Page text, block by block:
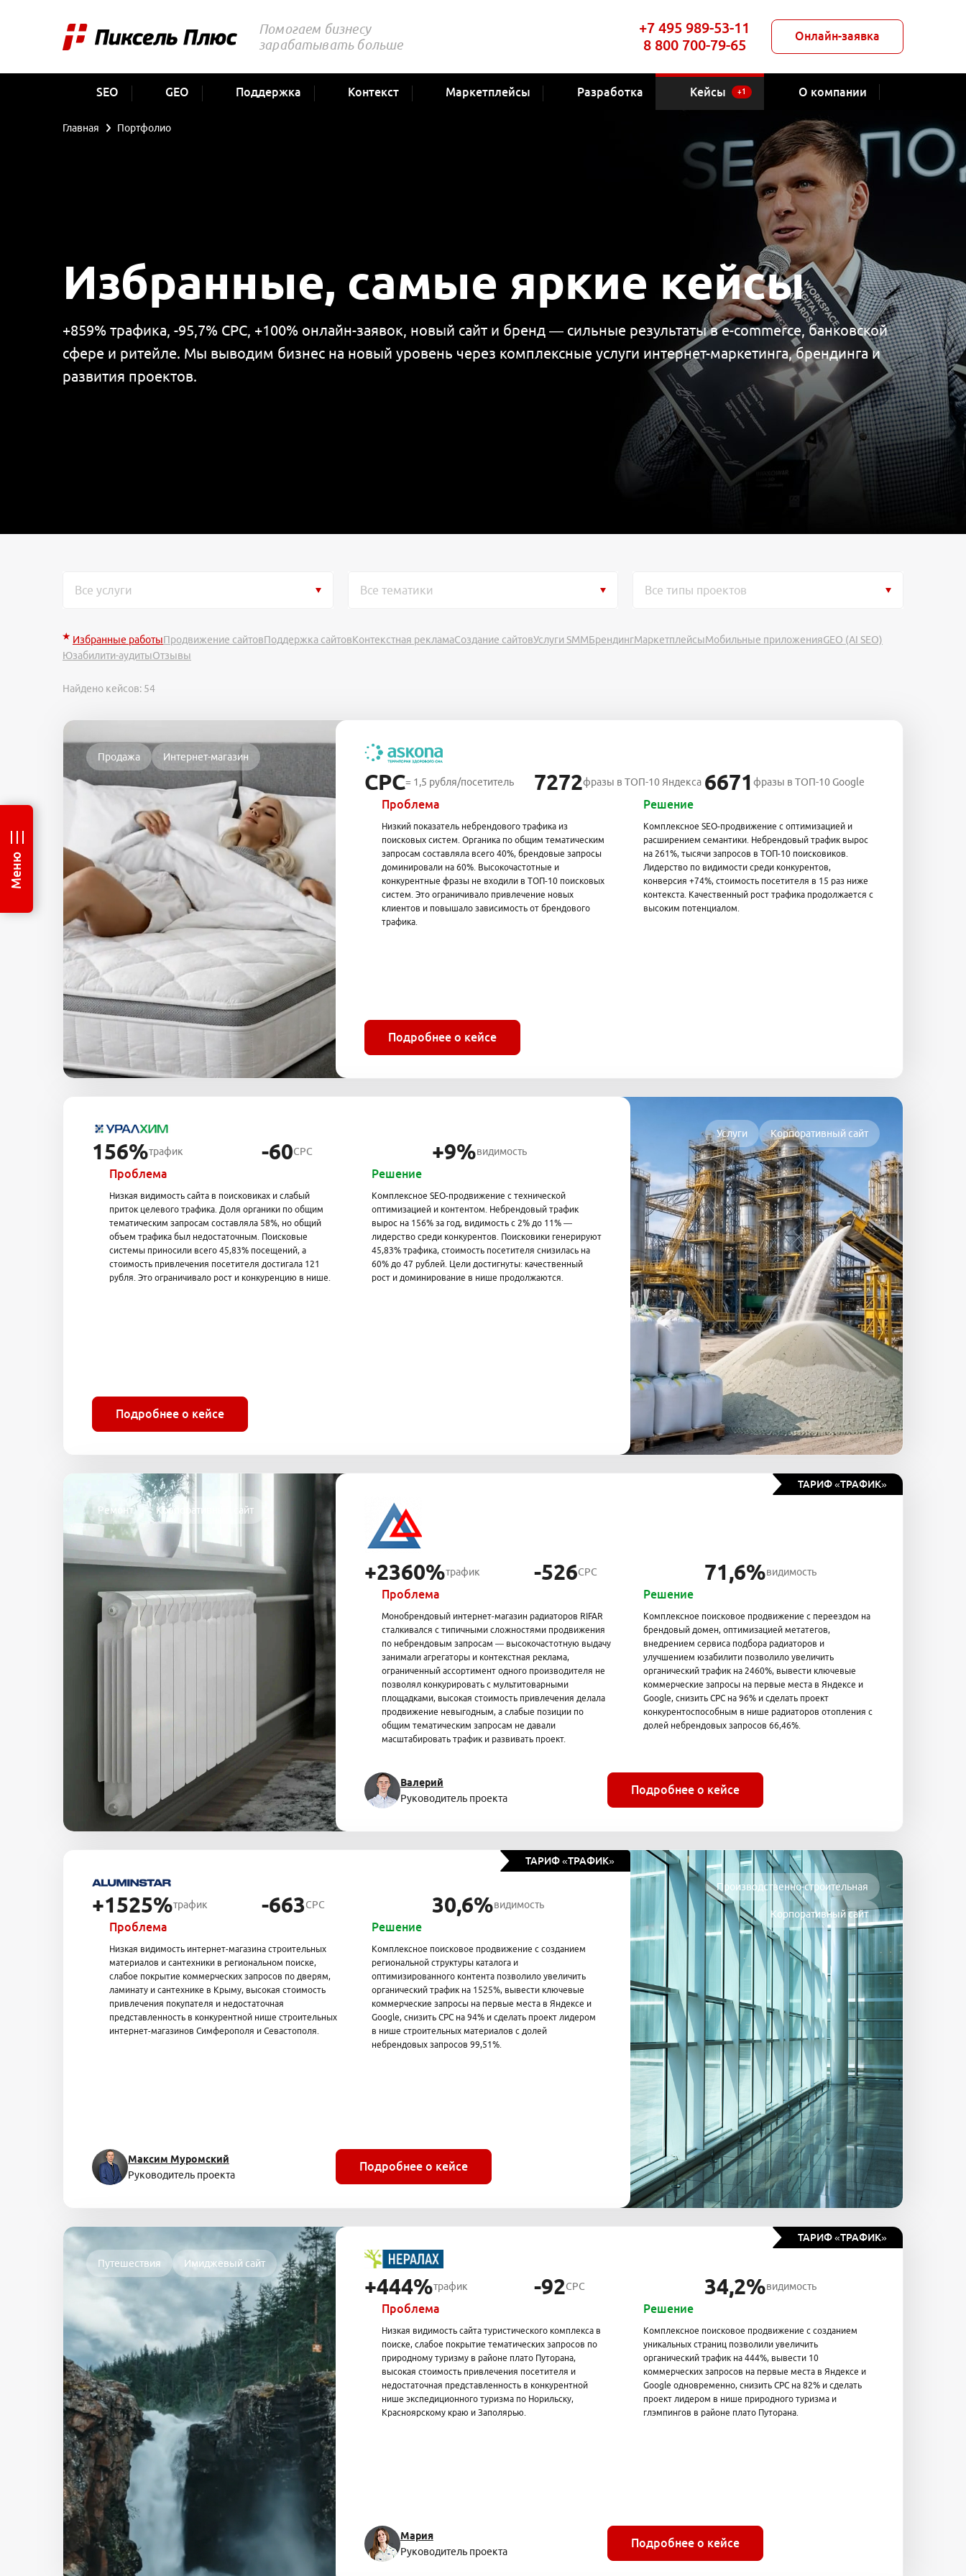
Помогаем бизнесу
зарабатывать больше
+7 495 989-53-11
8 800 700-79-65
Онлайн-заявка
SEO GEO Поддержка Контекст Маркетплейсы Разработка Кейсы +1 О компании
Избранные, самые яркие кейсы
+859% трафика, -95,7% CPC, +100% онлайн-заявок, новый сайт и бренд — сильные результаты в e-commerce, банковской
сфере и ритейле. Мы выводим бизнес на новый уровень через комплексные услуги интернет-маркетинга, брендинга и
развития проектов.
Главная Портфолио
Все услуги Все тематики Все типы проектов
Избранные работыПродвижение сайтовПоддержка сайтовКонтекстная рекламаСоздание сайтовУслуги SMMБрендингМаркетплейсыМобильные приложенияGEO (AI SEO)
Юзабилити-аудитыОтзывы
Найдено кейсов: 54
Продажа Интернет-магазин
СРС= 1,5 рубля/посетитель 7272фразы в ТОП-10 Яндекса 6671 фразы в ТОП-10 Google
Проблема
Низкий показатель небрендового трафика из
поисковых систем. Органика по общим тематическим
запросам составляла всего 40%, брендовые запросы
доминировали на 60%. Высокочастотные и
конкурентные фразы не входили в ТОП-10 поисковых
систем. Это ограничивало привлечение новых
клиентов и повышало зависимость от брендового
трафика.
Решение
Комплексное SEO-продвижение с оптимизацией и
расширением семантики. Небрендовый трафик вырос
на 261%, тысячи запросов в ТОП-10 поисковиков.
Лидерство по видимости среди конкурентов,
конверсия +74%, стоимость посетителя в 15 раз ниже
контекста. Качественный рост трафика продолжается с
высоким потенциалом.
Подробнее о кейсе
Услуги Корпоративный сайт
156%трафик -60CPC +9%видимость
Проблема
Низкая видимость сайта в поисковиках и слабый
приток целевого трафика. Доля органики по общим
тематическим запросам составляла 58%, но общий
объем трафика был недостаточным. Поисковые
системы приносили всего 45,83% посещений, а
стоимость привлечения посетителя достигала 121
рубля. Это ограничивало рост и конкуренцию в нише.
Решение
Комплексное SEO-продвижение с технической
оптимизацией и контентом. Небрендовый трафик
вырос на 156% за год, видимость с 2% до 11% —
лидерство среди конкурентов. Поисковики генерируют
45,83% трафика, стоимость посетителя снизилась на
60% до 47 рублей. Цели достигнуты: качественный
рост и доминирование в нише продолжаются.
Подробнее о кейсе
Ремонт Корпоративный сайт
ТАРИФ «ТРАФИК»
+2360%трафик -526CPC 71,6%видимость
Проблема
Монобрендовый интернет-магазин радиаторов RIFAR
сталкивался с типичными сложностями продвижения
по небрендовым запросам — высокочастотную выдачу
занимали агрегаторы и контекстная реклама,
ограниченный ассортимент одного производителя не
позволял конкурировать с мультитоварными
площадками, высокая стоимость привлечения делала
продвижение невыгодным, а слабые позиции по
общим тематическим запросам не давали
масштабировать трафик и развивать проект.
Решение
Комплексное поисковое продвижение с переездом на
брендовый домен, оптимизацией метатегов,
внедрением сервиса подбора радиаторов и
улучшением юзабилити позволило увеличить
органический трафик на 2460%, вывести ключевые
коммерческие запросы на первые места в Яндексе и
Google, снизить CPC на 96% и сделать проект
конкурентоспособным в нише радиаторов отопления с
долей небрендовых запросов 66,46%.
Валерий
Руководитель проекта
Подробнее о кейсе
Производственно-строительная
Корпоративный сайт
ТАРИФ «ТРАФИК»
+1525%трафик -663CPC 30,6%видимость
Проблема
Низкая видимость интернет-магазина строительных
материалов и сантехники в региональном поиске,
слабое покрытие коммерческих запросов по дверям,
ламинату и сантехнике в Крыму, высокая стоимость
привлечения покупателя и недостаточная
представленность в конкурентной нише строительных
интернет-магазинов Симферополя и Севастополя.
Решение
Комплексное поисковое продвижение с созданием
региональной структуры каталога и
оптимизированного контента позволило увеличить
органический трафик на 1525%, вывести ключевые
коммерческие запросы на первые места в Яндексе и
Google, снизить CPC на 94% и сделать проект лидером
в нише строительных материалов с долей
небрендовых запросов 99,51%.
Максим Муромский
Руководитель проекта
Подробнее о кейсе
Путешествия Имиджевый сайт
ТАРИФ «ТРАФИК»
+444%трафик -92CPC 34,2%видимость
Проблема
Низкая видимость сайта туристического комплекса в
поиске, слабое покрытие тематических запросов по
природному туризму в районе плато Путорана,
высокая стоимость привлечения посетителя и
недостаточная представленность в конкурентной
нише экспедиционного туризма по Норильску,
Красноярскому краю и Заполярью.
Решение
Комплексное поисковое продвижение с созданием
уникальных страниц позволили увеличить
органический трафик на 444%, вывести 10
коммерческих запросов на первые места в Яндексе и
Google одновременно, снизить CPC на 82% и сделать
проект лидером в нише природного туризма и
глэмпингов в районе плато Путорана.
Мария
Руководитель проекта
Подробнее о кейсе
Меню